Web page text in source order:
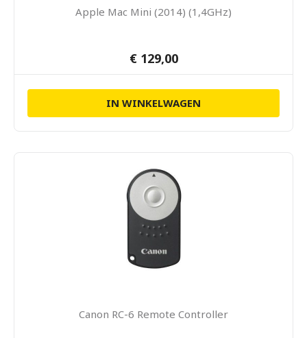
Apple Mac Mini (2014) (1,4GHz)
€ 129,00
IN WINKELWAGEN
Canon RC-6 Remote Controller